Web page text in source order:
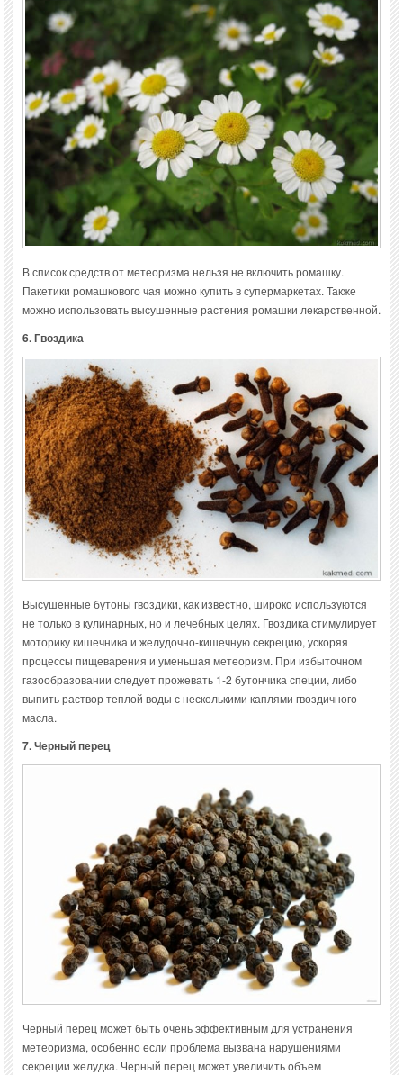
В список средств от метеоризма нельзя не включить ромашку.
Пакетики ромашкового чая можно купить в супермаркетах. Также
можно использовать высушенные растения ромашки лекарственной.
6. Гвоздика
Высушенные бутоны гвоздики, как известно, широко используются
не только в кулинарных, но и лечебных целях. Гвоздика стимулирует
моторику кишечника и желудочно-кишечную секрецию, ускоряя
процессы пищеварения и уменьшая метеоризм. При избыточном
газообразовании следует прожевать 1-2 бутончика специи, либо
выпить раствор теплой воды с несколькими каплями гвоздичного
масла.
7. Черный перец
Черный перец может быть очень эффективным для устранения
метеоризма, особенно если проблема вызвана нарушениями
секреции желудка. Черный перец может увеличить объем